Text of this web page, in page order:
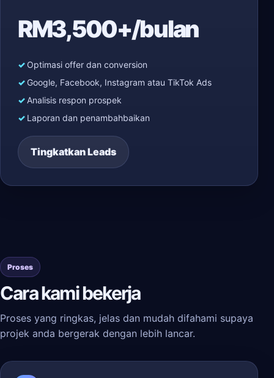
RM3,500+/bulan
Optimasi offer dan conversion
Google, Facebook, Instagram atau TikTok Ads
Analisis respon prospek
Laporan dan penambahbaikan
Tingkatkan Leads
Proses
Cara kami bekerja
Proses yang ringkas, jelas dan mudah difahami supaya
projek anda bergerak dengan lebih lancar.